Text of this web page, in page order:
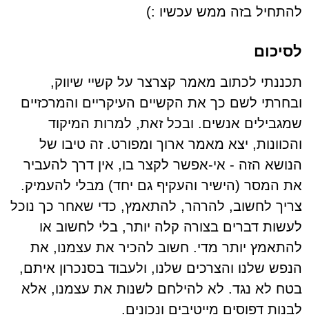
להתחיל בזה ממש עכשיו :)
לסיכום
תכננתי לכתוב מאמר קצרצר על קשיי שיווק,
ובחרתי לשם כך את הקשיים העיקריים והמרכזיים
שמגבילים אנשים. ובכל זאת, למרות המיקוד
והכוונות, יצא מאמר ארוך ומפורט. זה טיבו של
הנושא הזה - אי-אפשר לקצר בו, אין דרך להעביר
את המסר (הישיר והעקיף גם יחד) מבלי להעמיק.
צריך לחשוב, להרהר, להתאמץ, כדי שאחר כך נוכל
לעשות דברים בצורה קלה יותר, בלי לחשוב או
להתאמץ יותר מדי. חשוב להכיר את עצמנו, את
הנפש שלנו והצרכים שלנו, ולעבוד בסנכרון איתם,
בטח לא נגד. לא להילחם לשנות את עצמנו, אלא
לבנות דפוסים מייטיבים ונכונים.